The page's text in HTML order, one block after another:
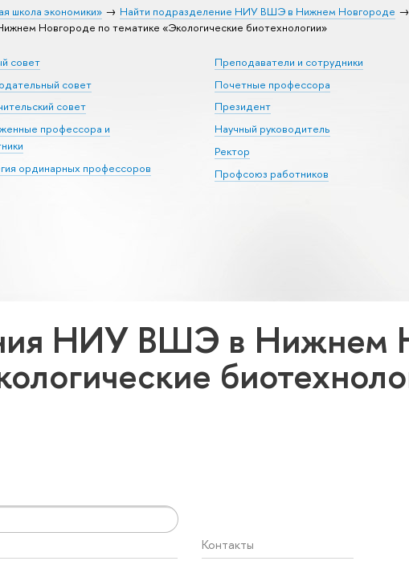
школа экономики» Найти подразделение НИУ ВШЭ в Нижнем Новгороде
Новгороде по тематике «Экологические биотехнологии»
совет
совет
совет
профессора и
ординарных профессоров
Преподаватели и сотрудники
Почетные профессора
Президент
Научный руководитель
Ректор
Профсоюз работников
НИУ ВШЭ в Нижнем
Контакты